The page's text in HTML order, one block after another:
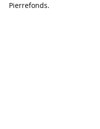
Pierrefonds.